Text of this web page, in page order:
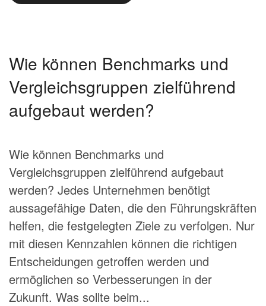
Wie können Benchmarks und
Vergleichsgruppen zielführend
aufgebaut werden?
Wie können Benchmarks und
Vergleichsgruppen zielführend aufgebaut
werden? Jedes Unternehmen benötigt
aussagefähige Daten, die den Führungskräften
helfen, die festgelegten Ziele zu verfolgen. Nur
mit diesen Kennzahlen können die richtigen
Entscheidungen getroffen werden und
ermöglichen so Verbesserungen in der
Zukunft. Was sollte beim...